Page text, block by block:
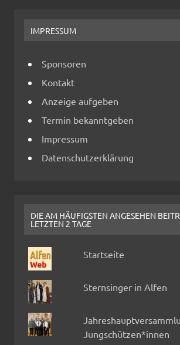
IMPRESSUM
Sponsoren
Kontakt
Anzeige aufgeben
Termin bekanntgeben
Impressum
Datenschutzerklärung
DIE AM HÄUFIGSTEN ANGESEHEN
LETZTEN 2 TAGE
Startseite
Sternsinger in Alfen
Jungschützen*innen